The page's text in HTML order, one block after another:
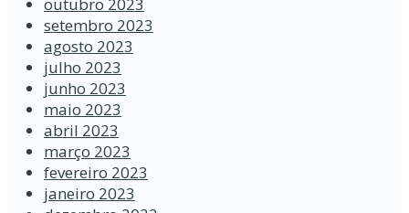
setembro 2023
agosto 2023
julho 2023
junho 2023
maio 2023
abril 2023
março 2023
fevereiro 2023
janeiro 2023